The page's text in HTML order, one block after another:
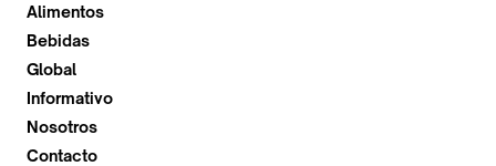
Alimentos
Bebidas
Global
Informativo
Nosotros
Contacto